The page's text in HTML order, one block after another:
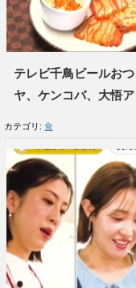
テレビ千鳥ビールお
ヤ、ケンコバ、大悟
カテゴリ: 食